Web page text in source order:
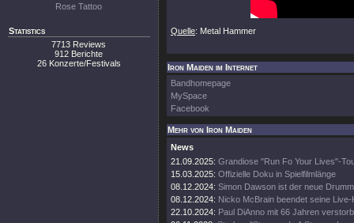
Rose Tattoo
Statistics
7713 Reviews
912 Berichte
26 Konzerte/Festivals
Quelle: Metal Hammer
Iron Maiden im Internet
Bandhomepage
MySpace
Facebook
Mehr von Iron Maiden
News
21.09.2025: Grandiose "Run Fo Your Lives"-
15.03.2025: Offizielle Doku in Spielfilmlänge
08.12.2024: Simon Dawson ist der neue
08.12.2024: Nicko McBrain beendet seine Live-
22.10.2024: Paul DiAnno mit 66 Jahren